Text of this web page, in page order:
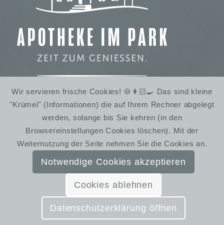
IMBISS IM STADTPARK
Wir servieren frische Cookies! 🍪👩🏻‍🍳 Das sind kleine
"Krümel" (Informationen) die auf Ihrem Rechner abgelegt
werden, solange bis Sie kehren (in den
Browsereinstellungen Cookies löschen). Mit der
Weiternutzung der Seite nehmen Sie die Cookies an.
Notwendige Cookies akzeptieren
Cookies ablehnen
Datenschutzerklärung öffnen